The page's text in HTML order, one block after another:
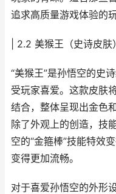
追求高质量游戏体验的玩
| 2.2 美猴王（史诗皮肤）
“美猴王”是孙悟空的史
受玩家喜爱。这款皮肤
结合，整体呈现出金色
除了外观上的创造，技
空的“金箍棒”技能特效
变得更加流畅。
对于喜爱孙悟空的外形